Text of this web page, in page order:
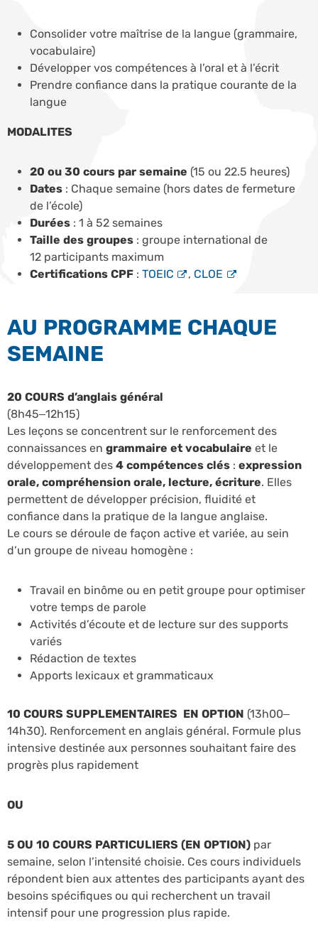
Consolider votre maîtrise de la langue (grammaire,
vocabulaire)
Développer vos compétences à l’oral et à l’écrit
Prendre confiance dans la pratique courante de la
langue
MODALITES
20 ou 30 cours par semaine (15 ou 22.5 heures)
Dates : Chaque semaine (hors dates de fermeture
de l’école)
Durées : 1 à 52 semaines
Taille des groupes : groupe international de
12 participants maximum
Certifications CPF : TOEIC , CLOE
AU PROGRAMME CHAQUE
SEMAINE
20 COURS d’anglais général
(8h45–12h15)
Les leçons se concentrent sur le renforcement des
connaissances en grammaire et vocabulaire et le
développement des 4 compétences clés : expression
orale, compréhension orale, lecture, écriture. Elles
permettent de développer précision, fluidité et
confiance dans la pratique de la langue anglaise.
Le cours se déroule de façon active et variée, au sein
d’un groupe de niveau homogène :
Travail en binôme ou en petit groupe pour optimiser
votre temps de parole
Activités d’écoute et de lecture sur des supports
variés
Rédaction de textes
Apports lexicaux et grammaticaux
10 COURS SUPPLEMENTAIRES EN OPTION (13h00–
14h30). Renforcement en anglais général. Formule plus
intensive destinée aux personnes souhaitant faire des
progrès plus rapidement
OU
5 OU 10 COURS PARTICULIERS (EN OPTION) par
semaine, selon l’intensité choisie. Ces cours individuels
répondent bien aux attentes des participants ayant des
besoins spécifiques ou qui recherchent un travail
intensif pour une progression plus rapide.